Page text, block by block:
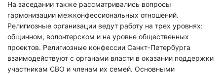
На заседании также рассматривались вопросы
гармонизации межконфессиональных отношений.
Религиозные организации ведут работу на трех уровнях:
общинном, волонтерском и на уровне общественных
проектов. Религиозные конфессии Санкт-Петербурга
взаимодействуют с органами власти в оказании поддержки
участникам СВО и членам их семей. Основными